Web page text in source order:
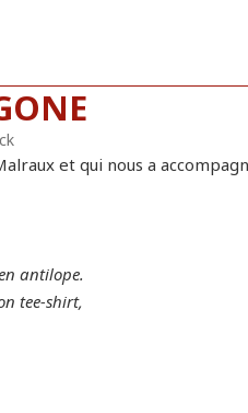
et qui nous a
antilope.
tee-shirt,